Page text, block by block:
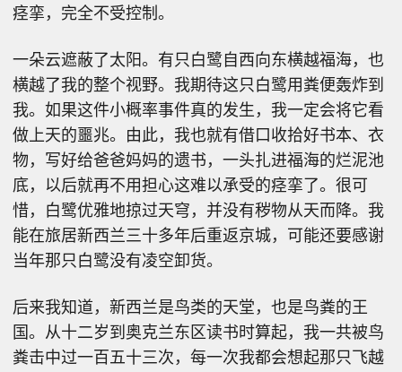
痉挛，完全不受控制。
一朵云遮蔽了太阳。有只白鹭自西向东横越福海，也
横越了我的整个视野。我期待这只白鹭用粪便轰炸到
我。如果这件小概率事件真的发生，我一定会将它看
做上天的噩兆。由此，我也就有借口收拾好书本、衣
物，写好给爸爸妈妈的遗书，一头扎进福海的烂泥池
底，以后就再不用担心这难以承受的痉挛了。很可
惜，白鹭优雅地掠过天穹，并没有秽物从天而降。我
能在旅居新西兰三十多年后重返京城，可能还要感谢
当年那只白鹭没有凌空卸货。
后来我知道，新西兰是鸟类的天堂，也是鸟粪的王
国。从十二岁到奥克兰东区读书时算起，我一共被鸟
粪击中过一百五十三次，每一次我都会想起那只飞越